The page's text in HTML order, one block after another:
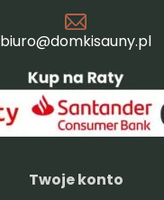
biuro@domkisauny.pl
Twoje konto